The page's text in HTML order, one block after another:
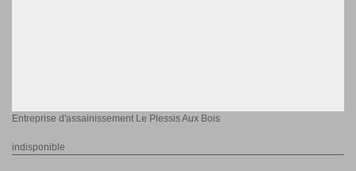
Entreprise d'assainissement Le Plessis Aux Bois
indisponible